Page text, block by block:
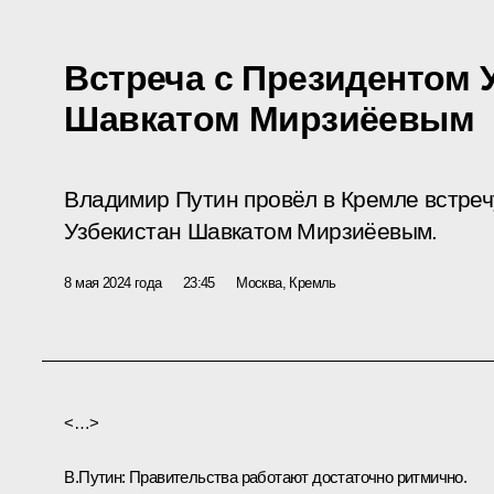
Встреча с Президентом
Шавкатом Мирзиёевым
Владимир Путин провёл в Кремле
Узбекистан Шавкатом Мирзиёевым.
8 мая 2024 года 23:45 Москва, Кремль
<…>
В.Путин: Правительства работают достаточно ритмично.